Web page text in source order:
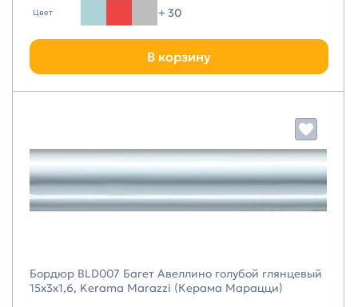
Цвет + 30
В корзину
Бордюр BLD007 Багет Авеллино голубой глянцевый
15x3x1,6, Kerama Marazzi (Керама Марацци)